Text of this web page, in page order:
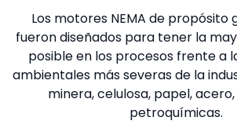
Los motores NEMA de propósito
fueron diseñados para tener la
posible en los procesos frente a
ambientales más severas de la
minera, celulosa, papel,
petroquímicas.